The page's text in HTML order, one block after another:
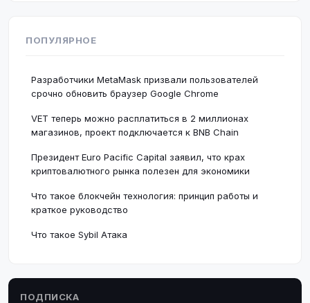
ПОПУЛЯРНОЕ
Разработчики MetaMask призвали пользователей
срочно обновить браузер Google Chrome
VET теперь можно расплатиться в 2 миллионах
магазинов, проект подключается к BNB Chain
Президент Euro Pacific Capital заявил, что крах
криптовалютного рынка полезен для экономики
Что такое блокчейн технология: принцип работы и
краткое руководство
Что такое Sybil Атака
ПОДПИСКА